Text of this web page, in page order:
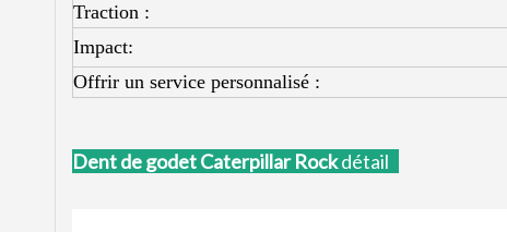
Traction :
Impact:
Offrir un service personnalisé :
Dent de godet Caterpillar Rockdétail